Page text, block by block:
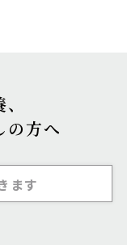
の方へ
ます